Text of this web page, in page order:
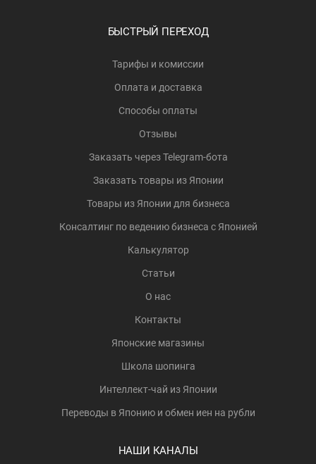
БЫСТРЫЙ ПЕРЕХОД
Тарифы и комиссии
Оплата и доставка
Способы оплаты
Отзывы
Заказать через Telegram-бота
Заказать товары из Японии
Товары из Японии для бизнеса
Консалтинг по ведению бизнеса с Японией
Калькулятор
Статьи
О нас
Контакты
Японские магазины
Школа шопинга
Интеллект-чай из Японии
Переводы в Японию и обмен иен на рубли
НАШИ КАНАЛЫ